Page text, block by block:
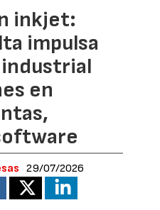
inkjet:
impulsa
en
29/07/2026